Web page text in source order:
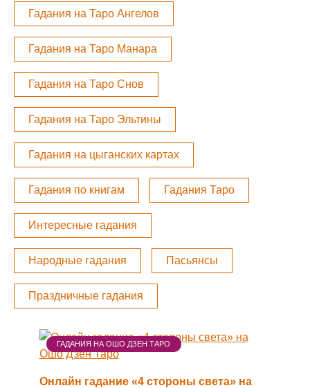
Гадания на Таро Ангелов
Гадания на Таро Манара
Гадания на Таро Снов
Гадания на Таро Эльтины
Гадания на цыганских картах
Гадания по книгам Гадания Таро
Интересные гадания
Народные гадания Пасьянсы
Праздничные гадания
ГАДАНИЯ НА ОШО ДЗЕН ТАРО
Онлайн гадание «4 стороны света» на